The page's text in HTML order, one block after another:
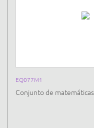
EQ077M1
Conjunto de